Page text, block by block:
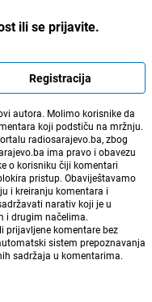
ili se prijavite.
Registracija
autora. Molimo korisnike da
koji podstiču na mržnju.
radiosarajevo.ba, zbog
ima pravo i obavezu
o korisniku čiji komentari
pristup. Obaviještavamo
i kreiranju komentara i
narativ koji je u
i drugim načelima.
prijavljene komentare bez
sistem prepoznavanja
sadržaja u komentarima.